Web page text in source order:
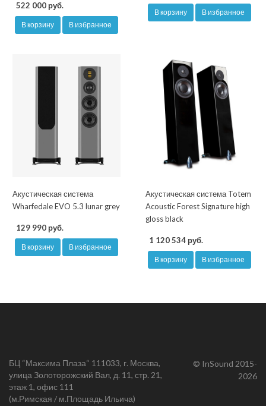
522 000 руб.
В корзину В избранное
В корзину В избранное
Акустическая система
Wharfedale EVO 5.3 lunar grey
129 990 руб.
В корзину В избранное
Акустическая система Totem
Acoustic Forest Signature high
gloss black
1 120 534 руб.
В корзину В избранное
БЦ “Максима Плаза“ 111033, г. Москва,
улица Золоторожский Вал, д. 11, стр. 21,
этаж 1, офис 111
(м.Римская / м.Площадь Ильича)
© InSound 2015-
2026